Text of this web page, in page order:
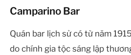
Camparino Bar
Quán bar lịch sử có từ năm
do chính gia tộc sáng lập